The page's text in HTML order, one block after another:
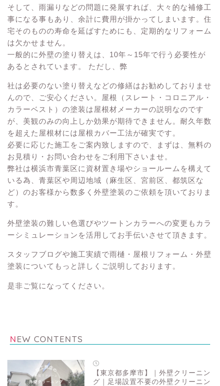
そして、雨漏りなどの問題に発展すれば、大々的な補修工
事になる事もあり、余計に費用が掛かってしまいます。住
宅そのものの寿命を延ばすためにも、定期的なリフォーム
は欠かせません。
一般的に外壁の塗り替えは、10年～15年で行う必要性が
あるとされています。 ただし、弊
社は必要のない塗り替えなどの修繕はお勧めしておりませ
んので、ご安心ください。屋根（スレート・コロニアル・
カラーベスト）の塗装は屋根材メーカーの説明なのです
が、美観のみの向上しか効果が期待できません。耐久年数
を超えた屋根材には屋根カバー工法が確実です。
必要に応じた施工をご案内致しますので、まずは、 無料の
お見積り・お問い合わせをご利用下さいませ。
弊社は横浜市青葉区に資材置き場やショールームを構えて
いる為、青葉区や周辺地域（麻生区、宮前区、都筑区な
ど）のお客様から数多く外壁塗装のご依頼を頂いておりま
す。
外壁塗装の難しい色選びやツートンカラーへの変更もカラ
ーシミュレーションを活用してお手伝いさせて頂きます。
スタッフブログや施工実績で雨樋・屋根リフォーム・外壁
塗装についてもっと詳しくご説明しております。
是非ご覧になってください。
NEW CONTENTS
【東京都多摩市】｜外壁クリーニン
グ｜足場設置不要の外壁クリーニン